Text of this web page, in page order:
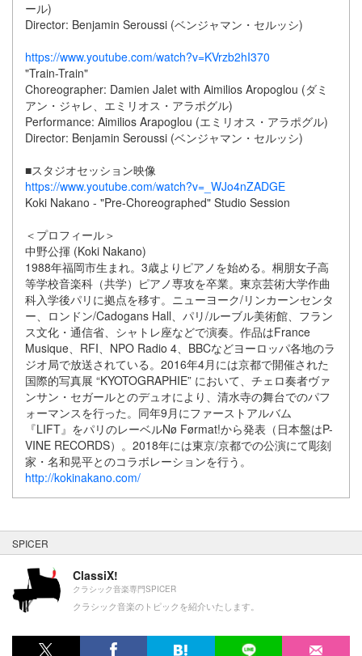
ール)
Director: Benjamin Seroussi (ベンジャマン・セルッシ)
https://www.youtube.com/watch?v=KVrzb2hI370
"Train-Train"
Choreographer: Damien Jalet with Aimilios Aropoglou (ダミ
アン・ジャレ、エミリオス・アラポグル)
Performance: Aimilios Arapoglou (エミリオス・アラポグル)
Director: Benjamin Seroussi (ベンジャマン・セルッシ)
■スタジオセッション映像
https://www.youtube.com/watch?v=_WJo4nZADGE
Koki Nakano - "Pre-Choreographed" Studio Session
＜プロフィール＞
中野公揮 (Koki Nakano)
1988年福岡市生まれ。3歳よりピアノを始める。桐朋女子高
等学校音楽科（共学）ピアノ専攻を卒業。東京芸術大学作曲
科入学後パリに拠点を移す。ニューヨーク/リンカーンセンタ
ー、ロンドン/Cadogans Hall、パリ/ルーブル美術館、フラン
ス文化・通信省、シャトレ座などで演奏。作品はFrance
Musique、RFI、NPO Radio 4、BBCなどヨーロッパ各地のラ
ジオ局で放送されている。2016年4月には京都で開催された
国際的写真展 “KYOTOGRAPHIE” において、チェロ奏者ヴァ
ンサン・セガールとのデュオにより、清水寺の舞台でのパフ
ォーマンスを行った。同年9月にファーストアルバム
『LIFT』をパリのレーベルNø Førmat!から発表（日本盤はP-
VINE RECORDS）。2018年には東京/京都での公演にて彫刻
家・名和晃平とのコラボレーションを行う。
http://kokinakano.com/
SPICER
ClassiX!
クラシック音楽専門SPICER
クラシック音楽のトピックを紹介いたします。